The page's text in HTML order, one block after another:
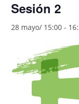
Sesión 2
28 mayo/ 15:00 -